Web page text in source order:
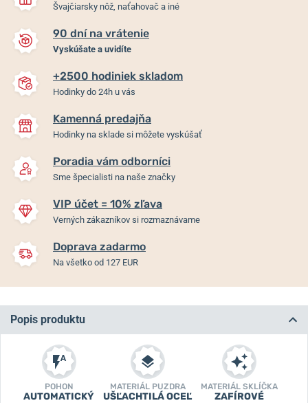
Švajčiarsky nôž, naťahovač a iné
90 dní na vrátenie
Vyskúšate a uvidíte
+2500 hodiniek skladom
Hodinky do 24h u vás
Kamenná predajňa
Hodinky na sklade si môžete vyskúšať
Poradia vám odborníci
Sme špecialisti na naše značky
VIP účet = 10% zľava
Verných zákazníkov si rozmaznávame
Doprava zadarmo
Na všetko od 127 EUR
Popis produktu
POHON
AUTOMATICKÝ
MATERIÁL PUZDRA
UŠĽACHTILÁ OCEĽ
MATERIÁL SKLÍČKA
ZAFÍROVÉ